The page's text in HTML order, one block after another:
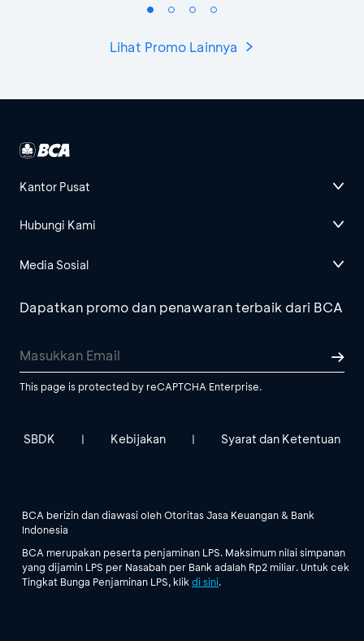
Lihat Promo Lainnya
Kantor Pusat
Hubungi Kami
Media Sosial
Dapatkan promo dan penawaran terbaik dari BCA
This page is protected by reCAPTCHA Enterprise.
SBDK | Kebijakan | Syarat dan Ketentuan
BCA berizin dan diawasi oleh Otoritas Jasa Keuangan & Bank
Indonesia
BCA merupakan peserta penjaminan LPS. Maksimum nilai simpanan
yang dijamin LPS per Nasabah per Bank adalah Rp2 miliar. Untuk cek
Tingkat Bunga Penjaminan LPS, klik di sini.